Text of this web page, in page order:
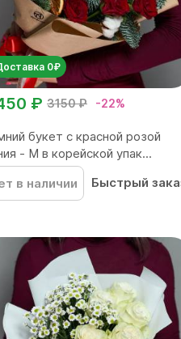
0₽
3150 ₽ -22%
₽
букет с красной розой
- M в корейской упак...
в наличии
Быстрый